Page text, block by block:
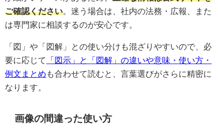
ご確認ください 。迷う場合は、社内の法務・広報、また
は専門家に相談するのが安心です。
「図」や「図解」との使い分けも混ざりやすいので、必
要に応じて
「図示」と「図解」の違いや意味・使い方・
例文まとめ も合わせて読むと、言葉選びがさらに精密に
なります。
画像の間違った使い方